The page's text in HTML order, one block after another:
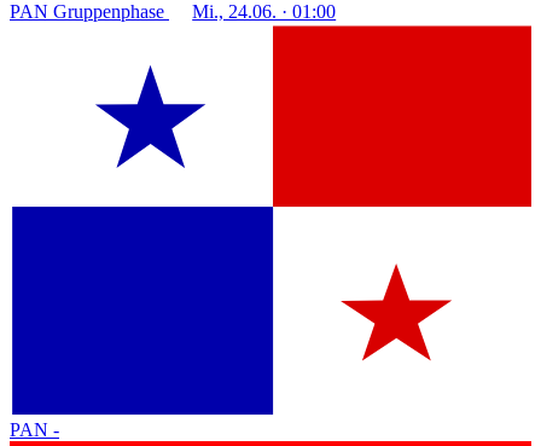
PAN Gruppenphase Mi., 24.06. · 01:00
PAN -